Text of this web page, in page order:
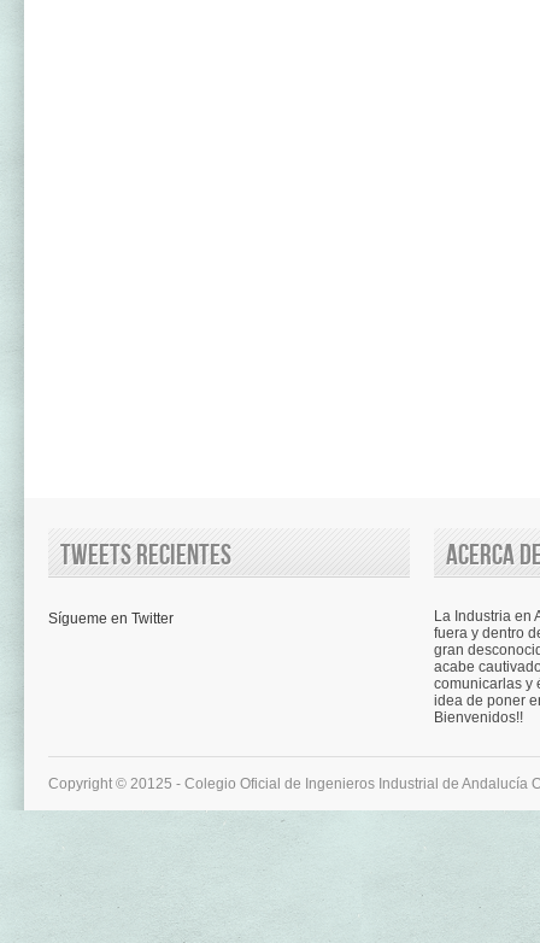
Tweets recientes
Sígueme en Twitter
Acerca
La Industria en
fuera y dentro
gran
acabe
comunicarlas y
idea de poner
Bienvenidos!!
Copyright © 20125 - Colegio Oficial de Ingenieros Industrial de Andalucía